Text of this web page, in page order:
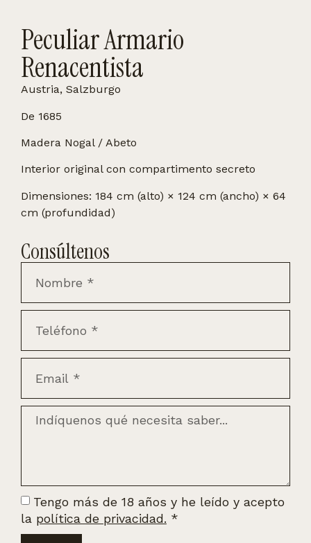
Peculiar Armario
Renacentista
Austria, Salzburgo
De 1685
Madera Nogal / Abeto
Interior original con compartimento secreto
Dimensiones: 184 cm (alto) × 124 cm (ancho) × 64
cm (profundidad)
Consúltenos
Tengo más de 18 años y he leído y acepto
la política de privacidad. *